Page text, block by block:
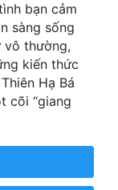
bạn cảm
sàng sống
vô thường,
kiến thức
Hạ Bá
cõi “giang